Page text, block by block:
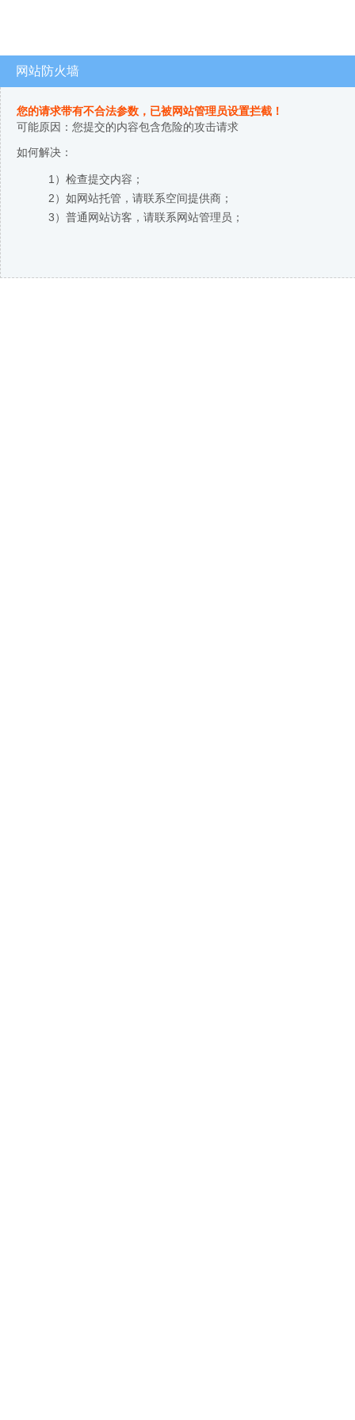
网站防火墙
您的请求带有不合法参数，已被网站管理员设置拦截！
可能原因：您提交的内容包含危险的攻击请求
如何解决：
1）检查提交内容；
2）如网站托管，请联系空间提供商；
3）普通网站访客，请联系网站管理员；